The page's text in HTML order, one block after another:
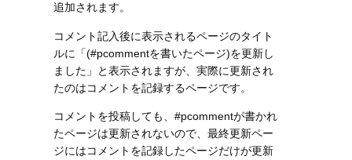
追加されます。
コメント記入後に表示されるページのタイト
ルに「(#pcommentを書いたページ)を更新し
ました」と表示されますが、実際に更新され
たのはコメントを記録するページです。
コメントを投稿しても、#pcommentが書かれ
たページは更新されないので、最終更新ペー
ジにはコメントを記録したページだけが更新